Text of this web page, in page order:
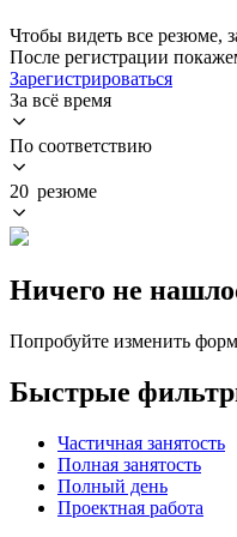
Чтобы видеть все резюме,
После регистрации
Зарегистрироваться
За всё время
По соответствию
20 резюме
Ничего не
Попробуйте изменить
Быстрые
Частичная занятость
Полная занятость
Полный день
Проектная работа